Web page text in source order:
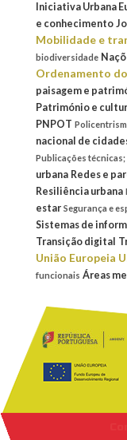
Iniciativa Urbana
e conhecimento
Mobilidade e
biodiversidade
Ordenamento
paisagem e
Património e
PNPOT
nacional de
Publicações técnicas;
urbana Redes e
Resiliência urbana
estar Segurança e
Sistemas de
Transição digital
União Europeia
funcionais Áreas